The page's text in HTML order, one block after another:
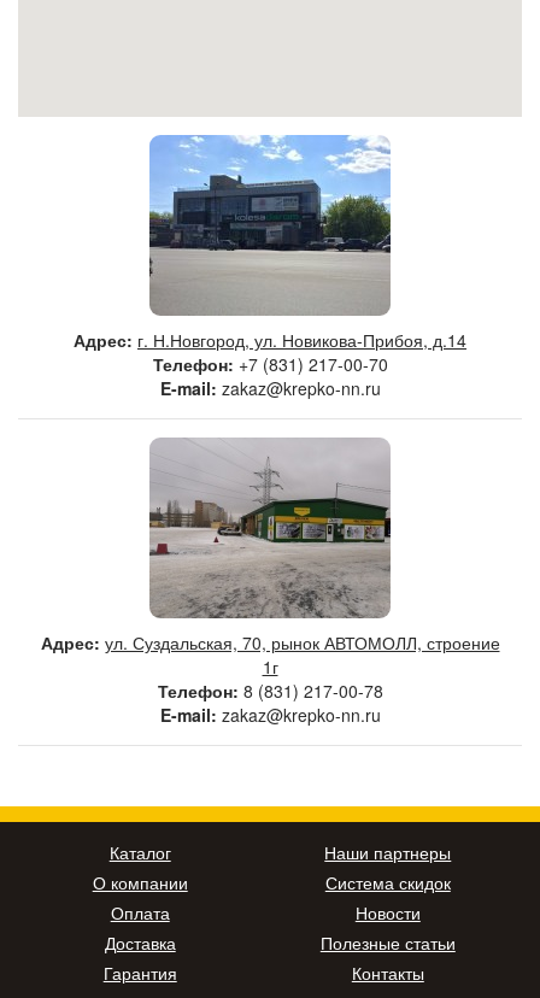
Адрес: г. Н.Новгород, ул. Новикова-Прибоя, д.14
Телефон: +7 (831) 217-00-70
E-mail: zakaz@krepko-nn.ru
Адрес: ул. Суздальская, 70, рынок АВТОМОЛЛ, строение
1г
Телефон: 8 (831) 217-00-78
E-mail: zakaz@krepko-nn.ru
Каталог
О компании
Оплата
Доставка
Гарантия
Наши партнеры
Система скидок
Новости
Полезные статьи
Контакты